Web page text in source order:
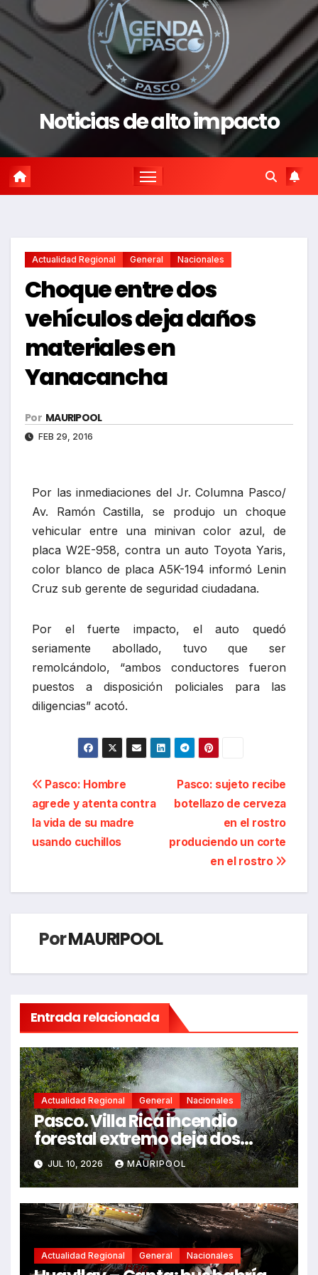
Noticias de alto impacto
Actualidad Regional General Nacionales
Choque entre dos
vehículos deja daños
materiales en
Yanacancha
Por MAURIPOOL
FEB 29, 2016
Por las inmediaciones del Jr. Columna Pasco/
Av. Ramón Castilla, se produjo un choque
vehicular entre una minivan color azul, de
placa W2E-958, contra un auto Toyota Yaris,
color blanco de placa A5K-194 informó Lenin
Cruz sub gerente de seguridad ciudadana.
Por el fuerte impacto, el auto quedó
seriamente abollado, tuvo que ser
remolcándolo, “ambos conductores fueron
puestos a disposición policiales para las
diligencias” acotó.
Navegación
de
entradas
Pasco: sujeto recibe
botellazo de cerveza
en el rostro
produciendo un corte
en el rostro
Pasco: Hombre
agrede y atenta contra
la vida de su madre
usando cuchillos
PorMAURIPOOL
Entrada relacionada
Actualidad Regional General Nacionales
Pasco. Villa Rica incendio
forestal extremo deja dos
fallecidos y heridos
JUL 10, 2026 MAURIPOOL
Actualidad Regional General Nacionales